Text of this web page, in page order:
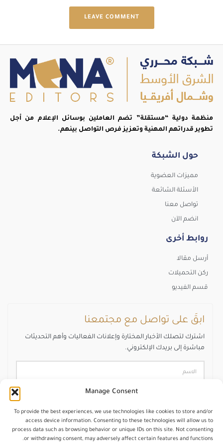
Manage Consent
To provide the best experiences, we use technologies like cookies to store and/or
access device information. Consenting to these technologies will allow us to
process data such as browsing behavior or unique IDs on this site. Not consenting
or withdrawing consent, may adversely affect certain features and functions.
LEAVE COMMENT
منظمة دولية “مستقلة” تضم العاملين بوسائل الإعلام من أجل
تطوير قدراتهم المهنية وتعزيز فرص التواصل بينهم.
حول الشبكة
مميزات العضوية
الأسئلة الشائعة
تواصل معنا
انضم الآن
روابط أخرى
أرسل مقالا
ركن التحميلات
قسم الفيديو
ابقَ على تواصل مع مجتمعنا
اشترك لتصلك الأخبار المختارة وإعلانات الفعاليات وأهم التحديثات
مباشرة إلى بريدك الإلكتروني.
اشترك